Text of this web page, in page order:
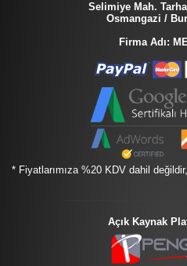
Selimiye Mah.
Osmangazi /
Firma Adı:
* Fiyatlarımıza %20 KDV dahil
Açık Kaynak